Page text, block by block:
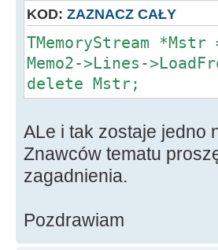
KOD: ZAZNACZ CAŁY
TMemoryStream
Memo2->Lines-
delete Mstr;
ALe i tak zostaje jedno
Znawców tematu
zagadnienia.
Pozdrawiam